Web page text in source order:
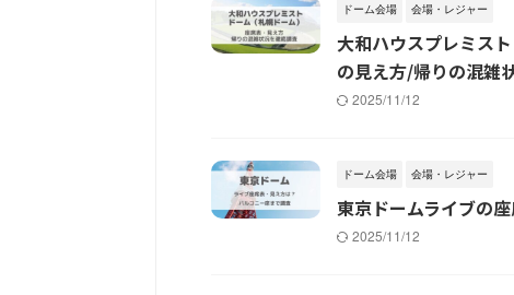
ドーム会場 会場・レジャー
大和ハウスプレミス
の見え方/帰りの混雑
2025/11/12
ドーム会場 会場・レジャー
東京ドームライブの
2025/11/12